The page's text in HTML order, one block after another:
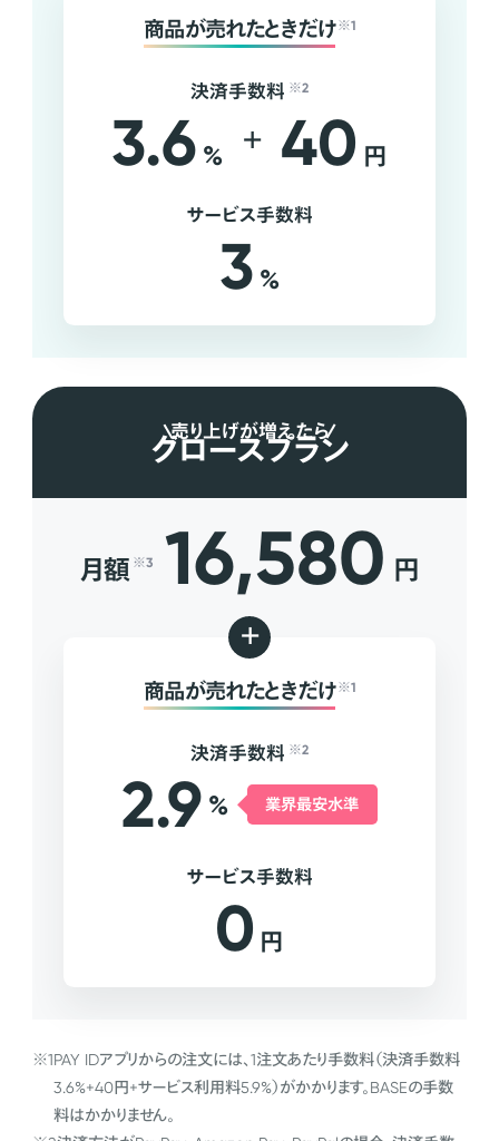
商品が売れたときだけ ※1
決済手数料 ※2
3.6 % + 40 円
サービス手数料
3 %
売り上げが増えたら
グロースプラン
月額 ※3 16,580 円
+
商品が売れたときだけ ※1
決済手数料 ※2
2.9 % 業界最安水準
サービス手数料
0 円
※1PAY IDアプリからの注文には、1注文あたり手数料（決済手数料
3.6%+40円+サービス利用料5.9%）がかかります。BASEの手数
料はかかりません。